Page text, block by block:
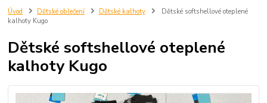
Úvod Dětské oblečení Dětské kalhoty
Dětské softshellové oteplené
kalhoty Kugo
Dětské softshellové oteplené
kalhoty Kugo